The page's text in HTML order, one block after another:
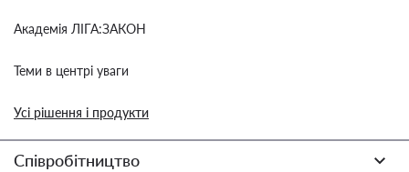
Академія ЛІГА:ЗАКОН
Теми в центрі уваги
Усі рішення і продукти
Співробітництво